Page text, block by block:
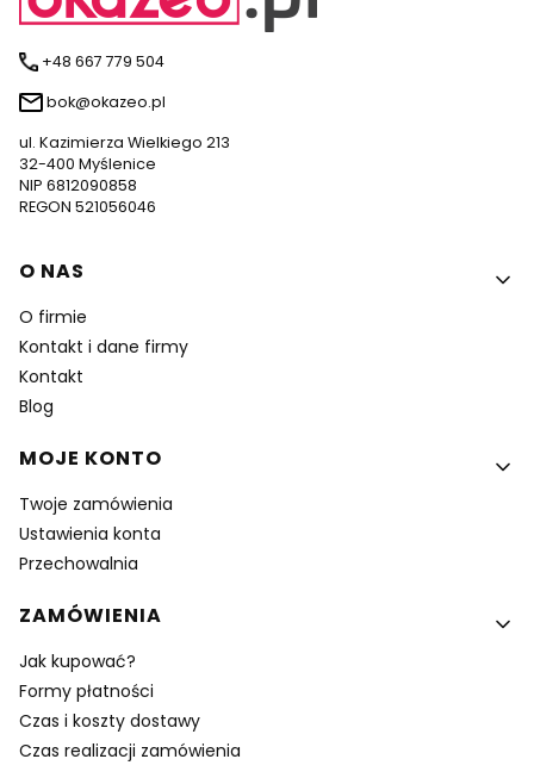
+48 667 779 504
bok@okazeo.pl
ul. Kazimierza Wielkiego 213
32-400 Myślenice
NIP 6812090858
REGON 521056046
Linki w stopce
O NAS
O firmie
Kontakt i dane firmy
Kontakt
Blog
MOJE KONTO
Twoje zamówienia
Ustawienia konta
Przechowalnia
ZAMÓWIENIA
Jak kupować?
Formy płatności
Czas i koszty dostawy
Czas realizacji zamówienia